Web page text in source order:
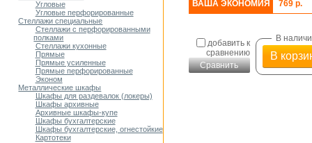
Угловые
Угловые перфорированные
Стеллажи специальные
Стеллажи с перфорированными
полками
Стеллажи кухонные
Прямые
Прямые усиленные
Прямые перфорированные
Эконом
Металлические шкафы
Шкафы для раздевалок (локеры)
Шкафы архивные
Архивные шкафы-купе
Шкафы бухгалтерские
Шкафы бухгалтерские, огнестойкие
Картотеки
ВАША ЭКОНОМИЯ 769 р.
добавить к
сравнению
Сравнить
В
В